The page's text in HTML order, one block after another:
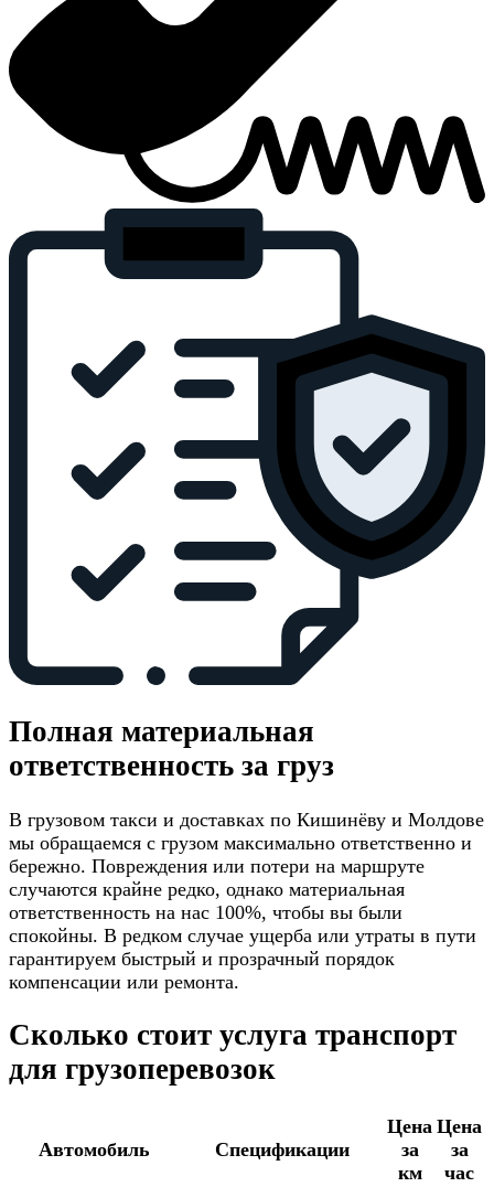
Полная материальная
ответственность за груз
В грузовом такси и доставках по Кишинёву и Молдове
мы обращаемся с грузом максимально ответственно и
бережно. Повреждения или потери на маршруте
случаются крайне редко, однако материальная
ответственность на нас 100%, чтобы вы были
спокойны. В редком случае ущерба или утраты в пути
гарантируем быстрый и прозрачный порядок
компенсации или ремонта.
Сколько стоит услуга транспорт
для грузоперевозок
Автомобиль Спецификации
Цена
за
км
Цена
за
час